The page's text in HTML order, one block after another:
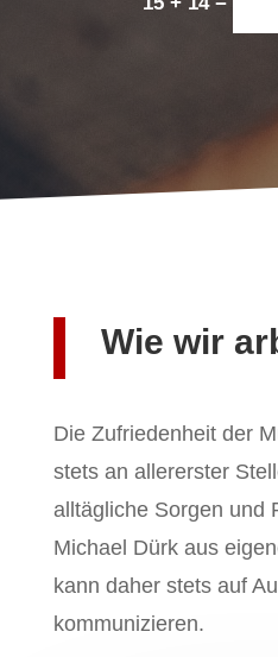
Wie wir
Die Zufriedenheit der
stets an allererster
alltägliche Sorgen und
Michael Dürk aus
kann daher stets auf
kommunizieren.